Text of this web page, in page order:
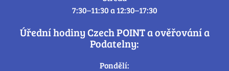
7:30–11:30 a 12:30–17:30
Úřední hodiny Czech POINT a ověřování a
Podatelny:
Pondělí: